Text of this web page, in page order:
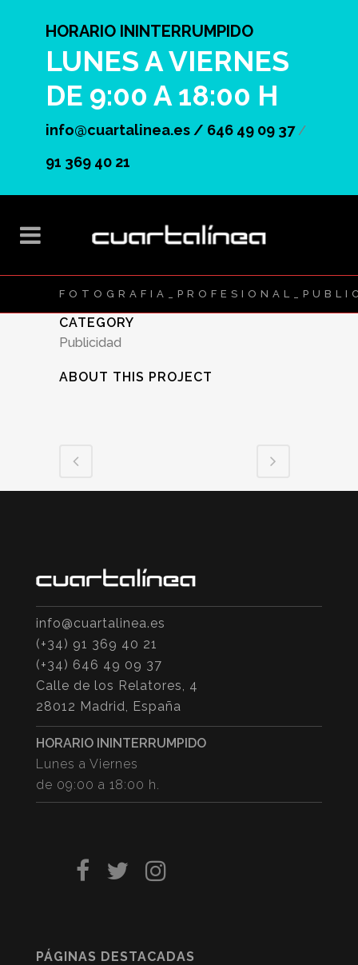
HORARIO ININTERRUMPIDO
LUNES A VIERNES
DE 9:00 A 18:00 H
info@cuartalinea.es / 646 49 09 37/
91 369 40 21
CATEGORY
Publicidad
ABOUT THIS PROJECT
info@cuartalinea.es
(+34) 91 369 40 21
(+34) 646 49 09 37
Calle de los Relatores, 4
28012 Madrid, España
HORARIO ININTERRUMPIDO
Lunes a Viernes
de 09:00 a 18:00 h.
PÁGINAS DESTACADAS